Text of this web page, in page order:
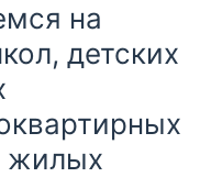
на
детских
жилых